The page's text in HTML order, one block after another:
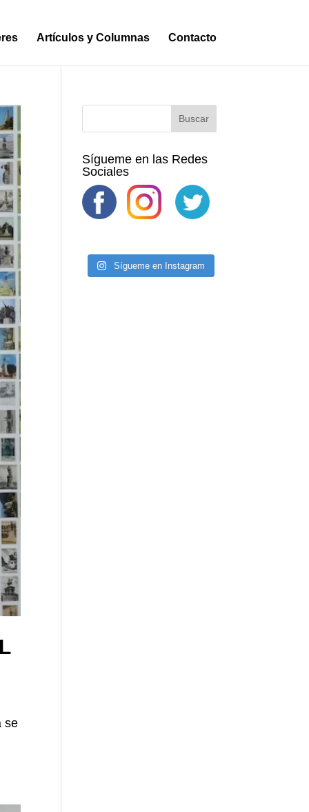
Artículos y Columnas Contacto
se
Sígueme en las Redes
Sociales
Sígueme en Instagram